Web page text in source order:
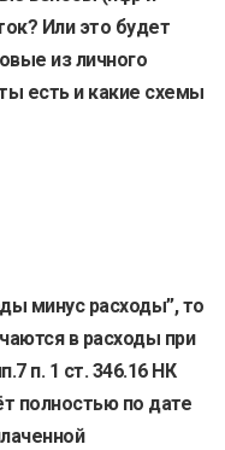
Или это будет
из личного
есть и какие схемы
минус расходы”, то
в расходы при
п. 1 ст. 346.16 НК
полностью по дате